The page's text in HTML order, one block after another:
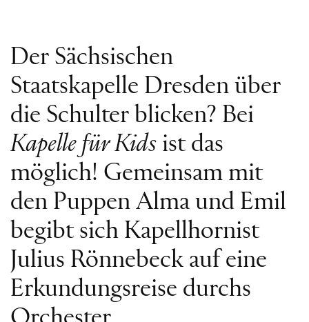
Der Sächsischen
Staatskapelle Dresden über
die Schulter blicken? Bei
Kapelle für Kids ist das
möglich! Gemeinsam mit
den Puppen Alma und Emil
begibt sich Kapellhornist
Julius Rönnebeck auf eine
Erkundungsreise durchs